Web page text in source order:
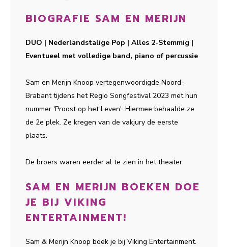
BIOGRAFIE SAM EN MERIJN
DUO | Nederlandstalige Pop | Alles 2-Stemmig |
Eventueel met volledige band, piano of percussie
Sam en Merijn Knoop vertegenwoordigde Noord-
Brabant tijdens het Regio Songfestival 2023 met hun
nummer 'Proost op het Leven'. Hiermee behaalde ze
de 2e plek. Ze kregen van de vakjury de eerste
plaats.
De broers waren eerder al te zien in het theater.
SAM EN MERIJN BOEKEN DOE
JE BIJ VIKING
ENTERTAINMENT!
Sam & Merijn Knoop boek je bij Viking Entertainment.